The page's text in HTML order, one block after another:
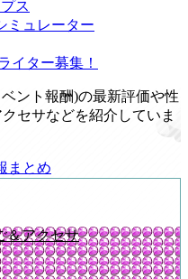
ス
ミュレーター
イター募集！
ント報酬)の最新評価や性
セサなどを紹介していま
まとめ
＆アクセサ